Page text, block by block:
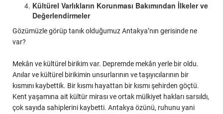
Kültürel Varlıkların Korunması Bakımından İlkeler ve
Değerlendirmeler
Gözümüzle görüp tanık olduğumuz Antakya’nın gerisinde ne
var?
Mekân ve kültürel birikim var. Depremde mekân yerle bir oldu.
Anılar ve kültürel birikimin unsurlarının ve taşıyıcılarının bir
kısmını kaybettik. Bir kısmı hayattan bir kısmı şehirden göçtü.
Kent yaşamına ait kültür mirası ve ortak mülkiyet hakları sarsıldı,
çok sayıda sahiplerini kaybetti. Antakya özünü, ruhunu yani